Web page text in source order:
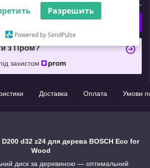
Разрешить
Powered by SendPulse
або
Купити з
з Пром?
захистом
Доставка Оплата Умови
d32 z24 для дерева BOSCH Eco for
Wood
диск за деревиною — оптимальний